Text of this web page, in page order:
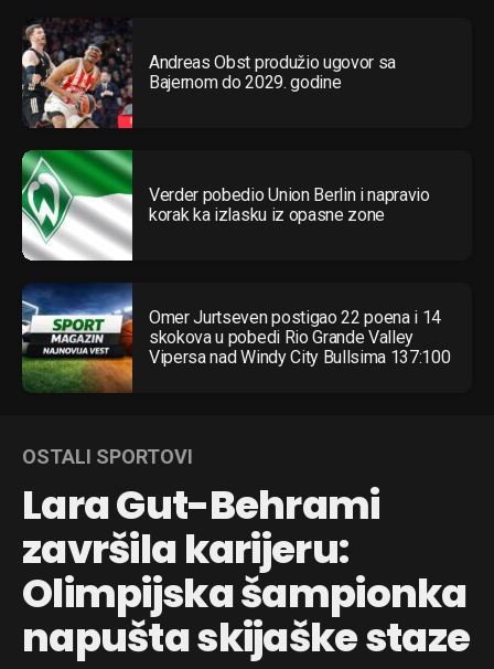
Andreas Obst produžio ugovor sa
Bajernom do 2029. godine
Verder pobedio Union Berlin i napravio
korak ka izlasku iz opasne zone
Omer Jurtseven postigao 22 poena i 14
skokova u pobedi Rio Grande Valley
Vipersa nad Windy City Bullsima 137:100
OSTALI SPORTOVI
Lara Gut-Behrami
završila karijeru:
Olimpijska šampionka
napušta skijaške staze